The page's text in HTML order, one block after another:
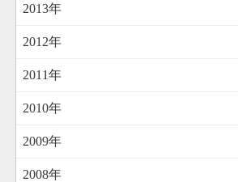
2013年
2012年
2011年
2010年
2009年
2008年